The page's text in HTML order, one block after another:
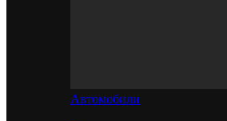
Автомобили